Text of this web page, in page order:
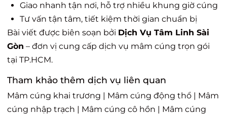
Giao nhanh tận nơi, hỗ trợ nhiều khung giờ cúng
Tư vấn tận tâm, tiết kiệm thời gian chuẩn bị
Bài viết được biên soạn bởi Dịch Vụ Tâm Linh Sài
Gòn – đơn vị cung cấp dịch vụ mâm cúng trọn gói
tại TP.HCM.
Tham khảo thêm dịch vụ liên quan
Mâm cúng khai trương | Mâm cúng động thổ | Mâm
cúng nhập trạch | Mâm cúng cô hồn | Mâm cúng